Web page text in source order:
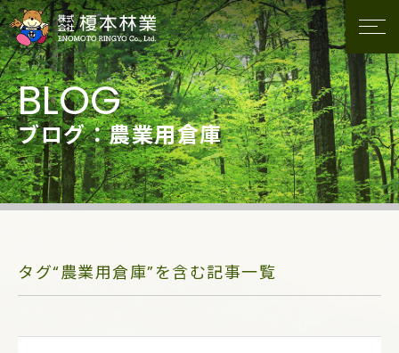
ブログ：農業用倉庫
タグ“農業用倉庫”を含む記事一覧